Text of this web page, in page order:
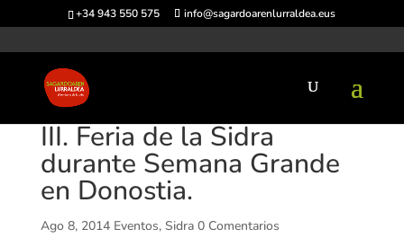
+34 943 550 575 info@sagardoarenlurraldea.eus
III. Feria de la Sidra
durante Semana Grande
en Donostia.
Ago 8, 2014 Eventos, Sidra 0 Comentarios